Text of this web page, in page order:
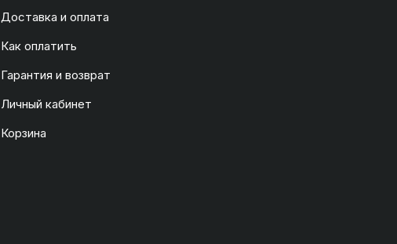
Доставка и оплата
Как оплатить
Гарантия и возврат
Личный кабинет
Корзина